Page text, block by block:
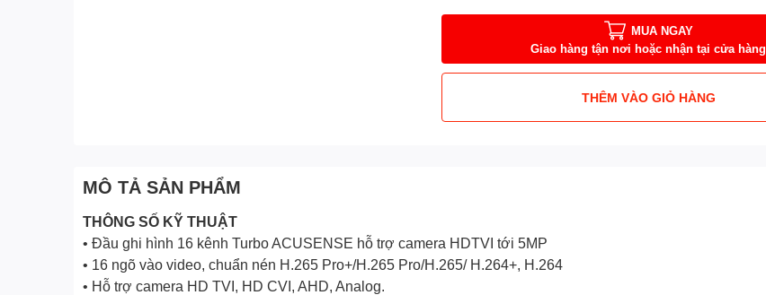
MUA NGAY
Giao hàng tận nơi hoặc nhận tại cửa hàng
THÊM VÀO GIỎ HÀNG
MÔ TẢ SẢN PHẨM
THÔNG SỐ KỸ THUẬT
• Đầu ghi hình 16 kênh Turbo ACUSENSE hỗ trợ camera HDTVI tới 5MP
• 16 ngõ vào video, chuẩn nén H.265 Pro+/H.265 Pro/H.265/ H.264+, H.264
• Hỗ trợ camera HD TVI, HD CVI, AHD, Analog.